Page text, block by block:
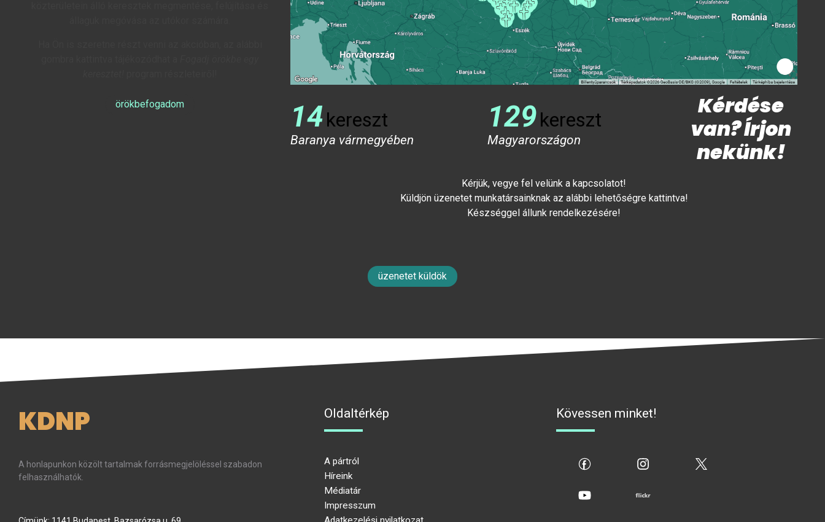
örökbefogadom 14kereszt
Baranya vármegyében
129kereszt
Magyarországon
Kérdése
van? Írjon
nekünk!
Kérjük, vegye fel velünk a kapcsolatot!
Küldjön üzenetet munkatársainknak az alábbi lehetőségre kattintva!
Készséggel állunk rendelkezésére!
üzenetet küldök
KDNP
A honlapunkon közölt tartalmak forrásmegjelöléssel szabadon
felhasználhatók.
Oldaltérkép
A pártról
Híreink
Médiatár
Impresszum
Kövessen minket!
flickr